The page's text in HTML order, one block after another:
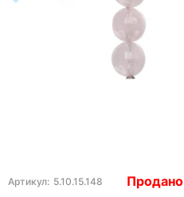
Артикул: 5.10.15.148 Продано